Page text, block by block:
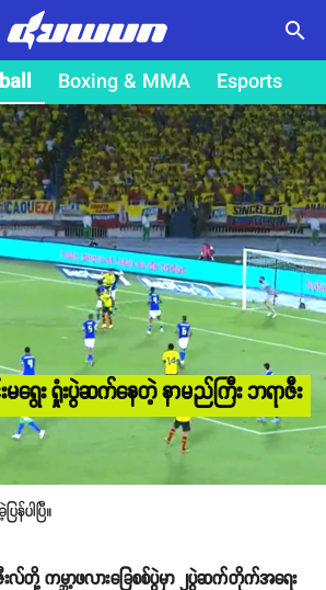
search
Boxing & MMA Esports
ရွေး ရှုံးပွဲဆက်နေတဲ့ နာမည်ကြီး ဘရာဇီး
ပါပြီ။
လ်တို့ ကမ္ဘာ့ဖလားခြေစစ်ပွဲမှာ ၂ပွဲဆက်တိုက်အရေး